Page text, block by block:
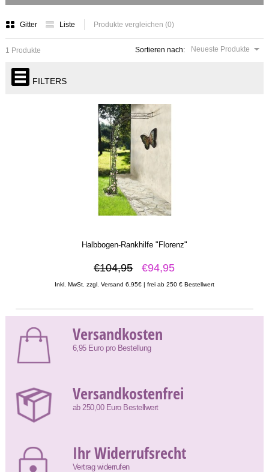
Gitter Liste Produkte vergleichen (0)
Sortieren nach: Neueste Produkte
1 Produkte
FILTERS
Halbbogen-Rankhilfe "Florenz"
€104,95 €94,95
Inkl. MwSt. zzgl. Versand 6,95€ | frei ab 250 € Bestellwert
Versandkosten
6,95 Euro pro Bestellung
Versandkostenfrei
ab 250,00 Euro Bestellwert
Ihr Widerrufsrecht
Vertrag widerrufen